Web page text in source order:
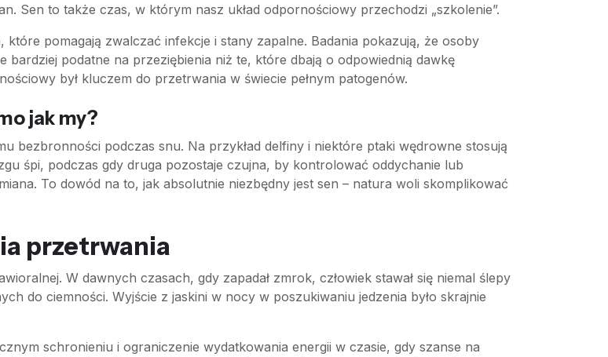
Sen to także czas, w którym nasz układ odpornościowy przechodzi „szkolenie”.
pomagają zwalczać infekcje i stany zapalne. Badania pokazują, że osoby
bardziej podatne na przeziębienia niż te, które dbają o odpowiednią dawkę
był kluczem do przetrwania w świecie pełnym patogenów.
jak my?
bezbronności podczas snu. Na przykład delfiny i niektóre ptaki wędrowne stosują
śpi, podczas gdy druga pozostaje czujna, by kontrolować oddychanie lub
To dowód na to, jak absolutnie niezbędny jest sen – natura woli skomplikować
przetrwania
W dawnych czasach, gdy zapadał zmrok, człowiek stawał się niemal ślepy
do ciemności. Wyjście z jaskini w nocy w poszukiwaniu jedzenia było skrajnie
schronieniu i ograniczenie wydatkowania energii w czasie, gdy szanse na